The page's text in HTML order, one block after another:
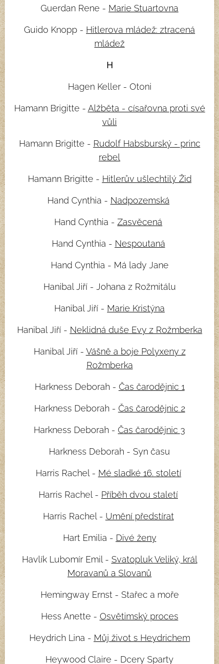
Guerdan Rene - Marie Stuartovna
Guido Knopp - Hitlerova mládež: ztracená
mládež
H
Hagen Keller - Otoni
Hamann Brigitte - Alžběta - císařovna proti své
vůli
Hamann Brigitte - Rudolf Habsburský - princ
rebel
Hamann Brigitte - Hitlerův ušlechtilý Žid
Hand Cynthia - Nadpozemská
Hand Cynthia - Zasvěcená
Hand Cynthia - Nespoutaná
Hand Cynthia - Má lady Jane
Hanibal Jiří - Johana z Rožmitálu
Hanibal Jiří - Marie Kristýna
Hanibal Jiří - Neklidná duše Evy z Rožmberka
Hanibal Jiří - Vášně a boje Polyxeny z
Rožmberka
Harkness Deborah - Čas čarodějnic 1
Harkness Deborah - Čas čarodějnic 2
Harkness Deborah - Čas čarodějnic 3
Harkness Deborah - Syn času
Harris Rachel - Mé sladké 16. století
Harris Rachel - Příběh dvou staletí
Harris Rachel - Umění předstírat
Hart Emilia - Divé ženy
Havlík Lubomír Emil - Svatopluk Veliký, král
Moravanů a Slovanů
Hemingway Ernst - Stařec a moře
Hess Anette - Osvětimský proces
Heydrich Lina - Můj život s Heydrichem
Heywood Claire - Dcery Sparty